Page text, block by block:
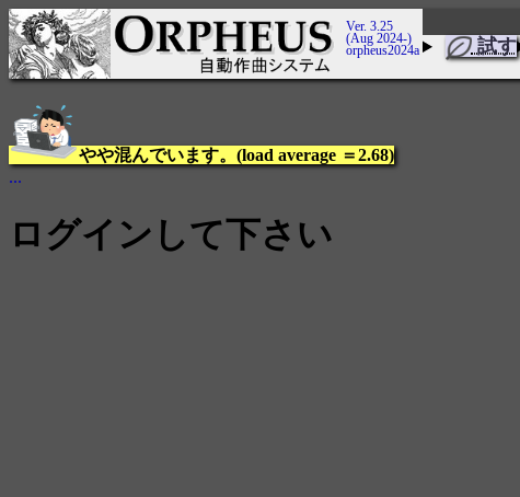
Ver. 3.25
(Aug 2024-)
orpheus2024a 試す
やや混んでいます。(load average ＝2.68)
...
ログインして下さい